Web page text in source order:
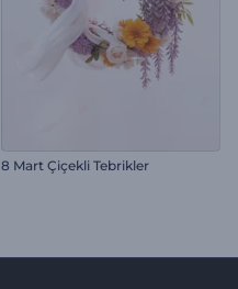
8 Mart Çiçekli Tebrikler